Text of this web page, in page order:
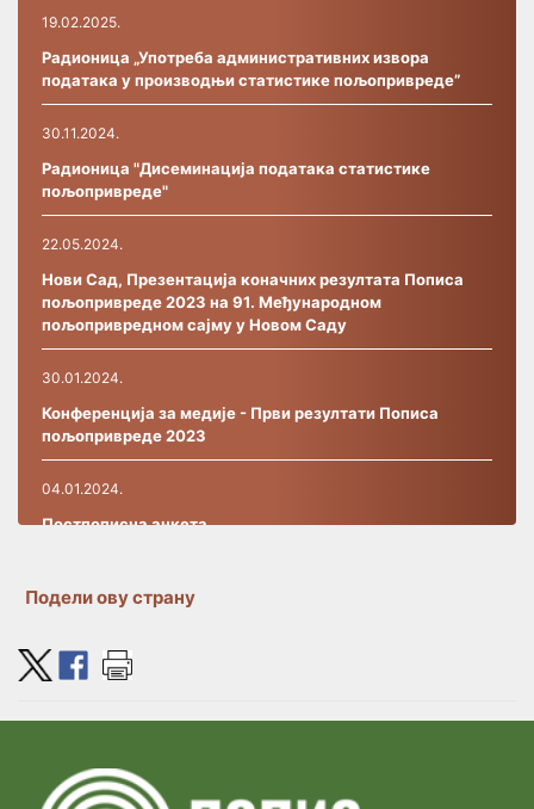
19.02.2025.
Радионица „Употреба административних извора
података у производњи статистике пољопривреде”
30.11.2024.
Радионица "Дисеминација података статистике
пољопривреде"
22.05.2024.
Нови Сад, Презентација коначних резултата Пописа
пољопривреде 2023 на 91. Међународном
пољопривредном сајму у Новом Саду
30.01.2024.
Конференција за медије - Први резултати Пописа
пољопривреде 2023
04.01.2024.
Постпописнa анкетa
РАД ИНФО-ЦЕНТРА
19.09.2023.
ПОПИСУ ПОЉОПРИВРЕДЕ 2023
07.09.2023.
Подели ову страну